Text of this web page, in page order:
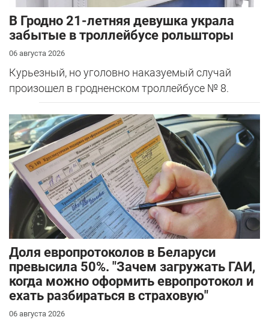
В Гродно 21-летняя девушка украла
забытые в троллейбусе рольшторы
06 августа 2026
Курьезный, но уголовно наказуемый случай
произошел в гродненском троллейбусе № 8.
Доля европротоколов в Беларуси
превысила 50%. "Зачем загружать ГАИ,
когда можно оформить европротокол и
ехать разбираться в страховую"
06 августа 2026